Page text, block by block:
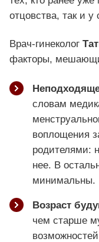
отцовства, так и
Врач-гинеколог
факторы,
словам
воплощения
родителями:
нее. В
минимальны.
Возраст
чем старше